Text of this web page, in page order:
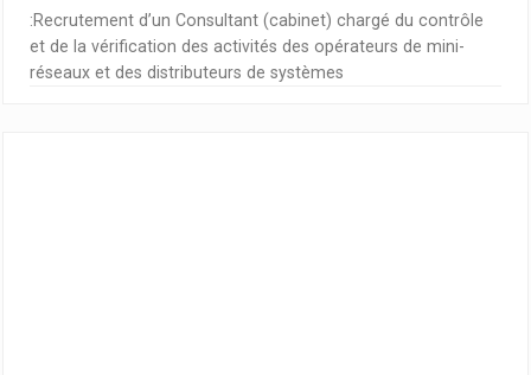
:Recrutement d’un Consultant (cabinet) chargé du contrôle
et de la vérification des activités des opérateurs de mini-
réseaux et des distributeurs de systèmes